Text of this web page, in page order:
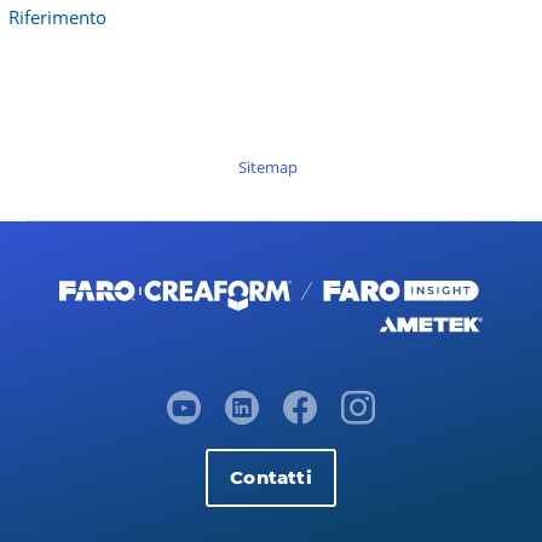
Riferimento
Sitemap
Contatti